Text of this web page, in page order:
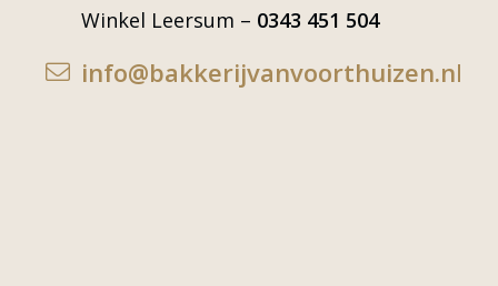
Winkel Leersum – 0343 451 504
info@bakkerijvanvoorthuizen.nl